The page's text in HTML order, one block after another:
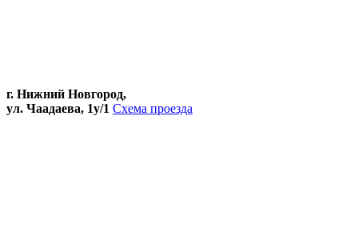
г. Нижний Новгород,
ул. Чаадаева, 1у/1 Схема проезда